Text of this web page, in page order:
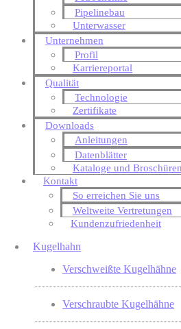
Pipelinebau
Unterwasser
Unternehmen
Profil
Karriereportal
Qualität
Technologie
Zertifikate
Downloads
Anleitungen
Datenblätter
Kataloge und Broschüren
Kontakt
So erreichen Sie uns
Weltweite Vertretungen
Kundenzufriedenheit
Kugelhahn
Verschweißte Kugelhähne
Verschraubte Kugelhähne